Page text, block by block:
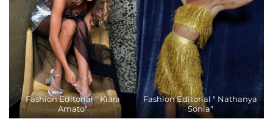
Fashion Editorial " Kiara
Amato"
Fashion Editorial " Nathanya
Sonia"